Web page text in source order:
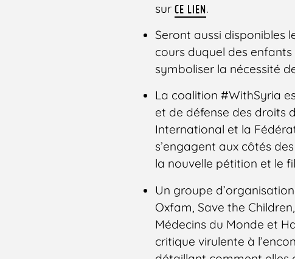
sur CE LIEN.
Seront aussi disponibles
cours duquel des
symboliser la nécessité
La coalition #WithSyria
et de défense des droits
International et la
s’engagent aux côtés
la nouvelle pétition et le
Un groupe
Oxfam, Save the
Médecins du Monde et
critique virulente à